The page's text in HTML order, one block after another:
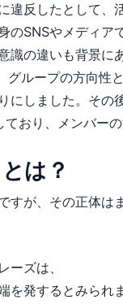
違反したとして、
のSNSやメディア
識の違いも背景に
ループの方向性
にしました。その
おり、メンバー
は？
すが、その正体は
ーズは、
を発するとみられ